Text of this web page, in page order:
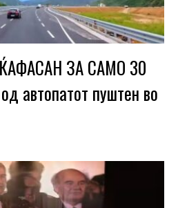
ЗА САМО 30
автопатот пуштен во